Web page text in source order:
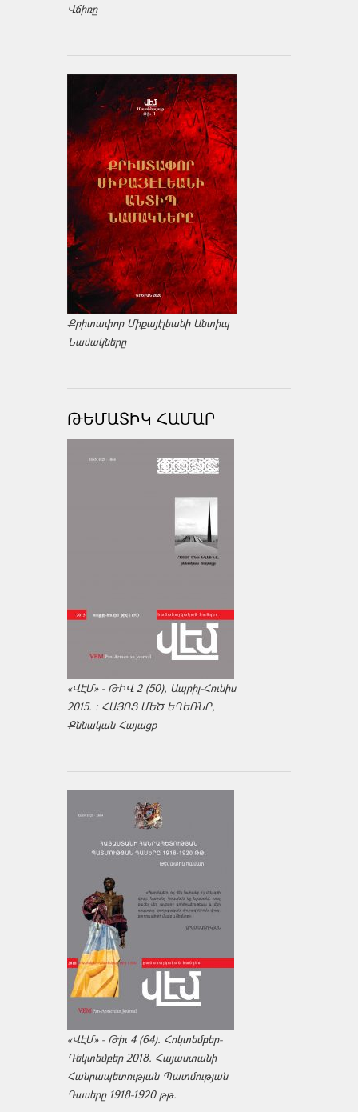
Վճիռը
Քրիտափոր Միքայէլեանի Անտիպ
Նամակները
ԹԵՄԱՏԻԿ ՀԱՄԱՐ
«ՎԷՄ» - ԹԻՎ 2 (50), Ապրիլ-Հունիս
2015. : ՀԱՅՈՑ ՄԵԾ ԵՂԵՌՆԸ,
Քննական Հայացք
«ՎԷՄ» - Թիւ 4 (64). Հոկտեմբեր-
Դեկտեմբեր 2018. Հայաստանի
Հանրապետության Պատմության
Դասերը 1918-1920 թթ.